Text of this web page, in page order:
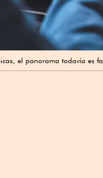
el panorama todavía es